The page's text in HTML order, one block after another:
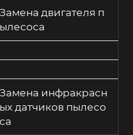
Замена двигателя п
ылесоса
Замена инфракрасн
ых датчиков пылесо
са